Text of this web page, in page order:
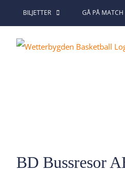
Fortsätt
till
innehållet
BILJETTER GÅ PÅ MATCH
större
BD Bussresor